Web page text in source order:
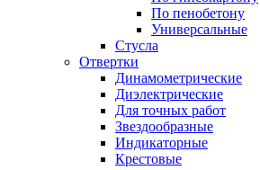
По пенобетону
Универсальные
Стусла
Отвертки
Динамометрические
Диэлектрические
Для точных работ
Звездообразные
Индикаторные
Крестовые